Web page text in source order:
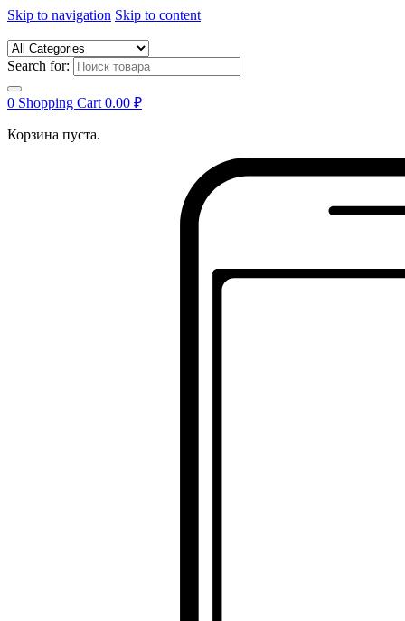
Skip to navigation Skip to content
Search for:
0 Shopping Cart 0.00 ₽
Корзина пуста.